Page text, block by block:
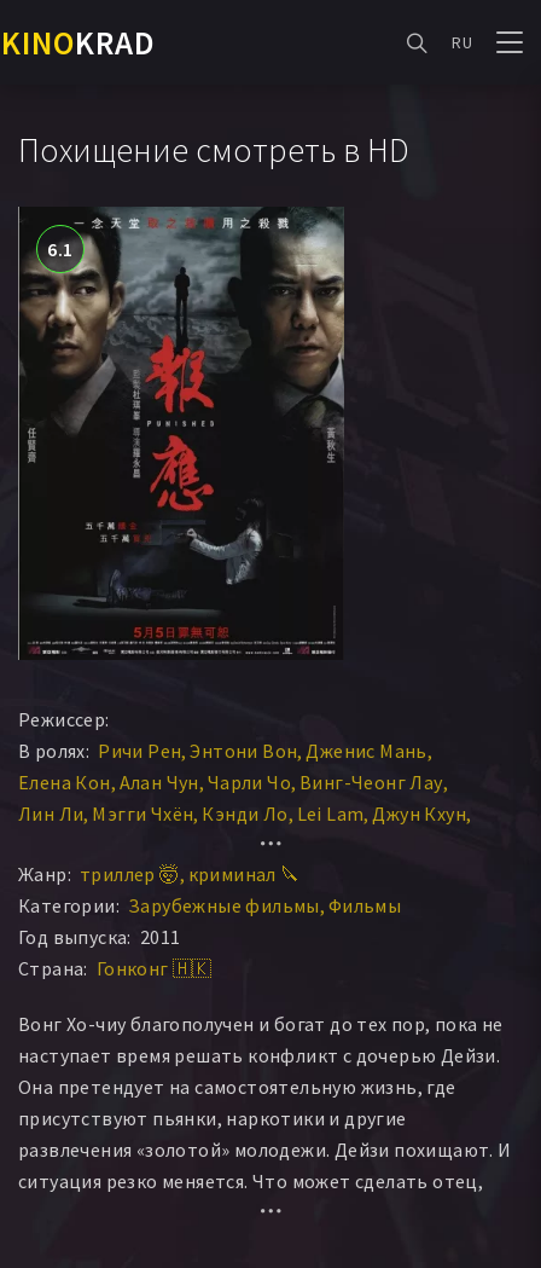
KINOKRAD RU
Похищение смотреть в HD
6.1
Режиссер:
В ролях: Ричи Рен Энтони Вон Дженис Мань
Елена Кон Алан Чун Чарли Чо Винг-Чеонг Лау
Лин Ли Мэгги Чхён Кэнди Ло Lei Lam Джун Кхун
Алан Чунг Сан Чуй
Мэгги Чхён Хо-йе King-Kong Lam
Yut-yut Wong
Жанр: триллер 🤯 криминал 🔪
Категории: Зарубежные фильмы Фильмы
Год выпуска: 2011
Страна: Гонконг 🇭🇰
Вонг Хо-чиу благополучен и богат до тех пор, пока не
наступает время решать конфликт с дочерью Дейзи.
Она претендует на самостоятельную жизнь, где
присутствуют пьянки, наркотики и другие
развлечения «золотой» молодежи. Дейзи похищают. И
ситуация резко меняется. Что может сделать отец,
чтобы вернуть дочь живой?